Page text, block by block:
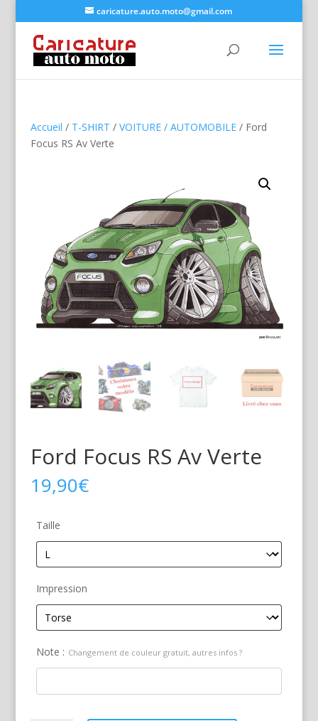
caricature.auto.moto@gmail.com
Accueil / T-SHIRT / VOITURE / AUTOMOBILE/ Ford
Focus RS Av Verte
Ford Focus RS Av Verte
19,90€
Taille
Impression
Note : Changement de couleur gratuit, autres infos ?